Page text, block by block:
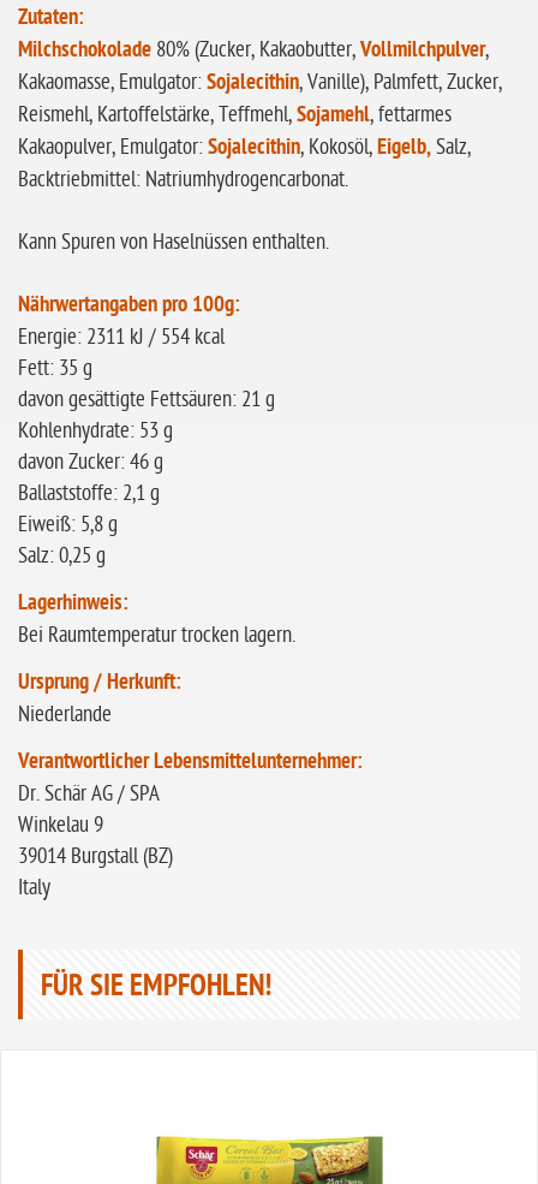
ohne Knoblauch
ohne Sellerie
glutenfrei
ohne
Sonnenblumen
Zutaten:
Milchschokolade 80% (Zucker, Kakaobutter,Vollmilchpulver,
Kakaomasse, Emulgator:Sojalecithin, Vanille), Palmfett, Zucker,
Reismehl, Kartoffelstärke, Teffmehl,Sojamehl, fettarmes
Kakaopulver, Emulgator:Sojalecithin, Kokosöl,Eigelb,Salz,
Backtriebmittel: Natriumhydrogencarbonat.
Kann Spuren von Haselnüssen enthalten.
Nährwertangaben pro 100g:
Energie: 2311 kJ / 554 kcal
Fett: 35 g
davon gesättigte Fettsäuren: 21 g
Kohlenhydrate: 53 g
davon Zucker: 46 g
Ballaststoffe: 2,1 g
Eiweiß: 5,8 g
Salz: 0,25 g
Lagerhinweis:
Bei Raumtemperatur trocken lagern.
Ursprung / Herkunft:
Niederlande
Verantwortlicher Lebensmittelunternehmer:
Dr. Schär AG / SPA
Winkelau 9
39014 Burgstall (BZ)
Italy
FÜR SIE EMPFOHLEN!